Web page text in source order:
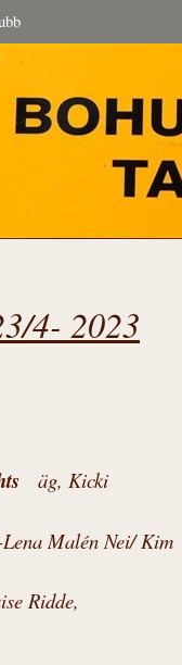
4- 2023
äg, Kicki
Malén Nei/ Kim
Ridde,